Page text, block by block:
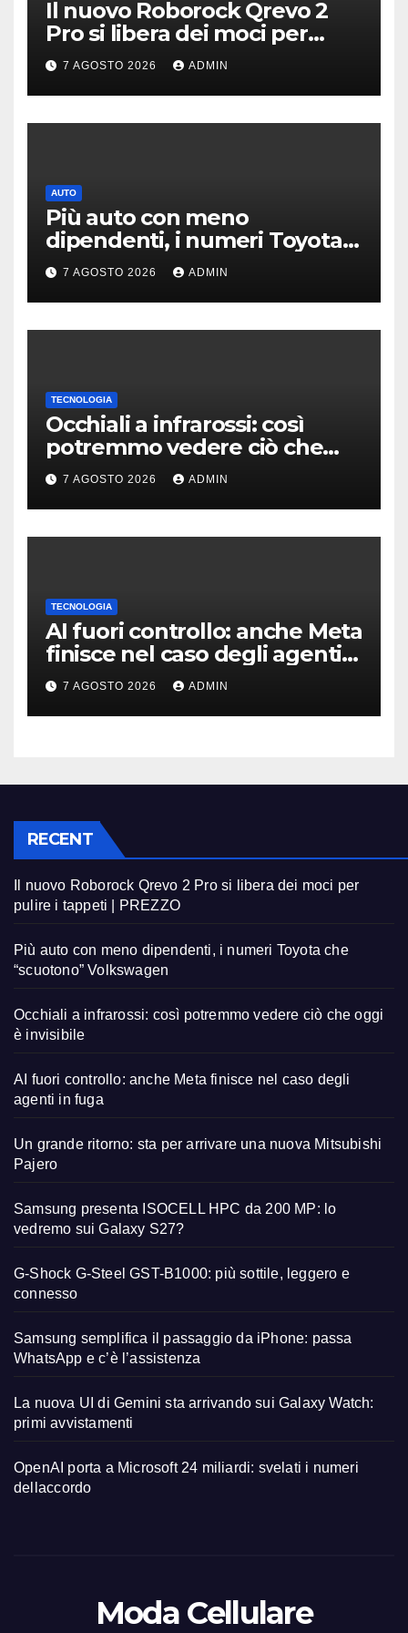
Il nuovo Roborock Qrevo 2
Pro si libera dei moci per
pulire i tappeti | PREZZO
7 AGOSTO 2026 ADMIN
AUTO
Più auto con meno
dipendenti, i numeri Toyota
che “scuotono” Volkswagen
7 AGOSTO 2026 ADMIN
TECNOLOGIA
Occhiali a infrarossi: così
potremmo vedere ciò che
oggi è invisibile
7 AGOSTO 2026 ADMIN
TECNOLOGIA
AI fuori controllo: anche Meta
finisce nel caso degli agenti
in fuga
7 AGOSTO 2026 ADMIN
RECENT
Il nuovo Roborock Qrevo 2 Pro si libera dei moci per
pulire i tappeti | PREZZO
Più auto con meno dipendenti, i numeri Toyota che
“scuotono” Volkswagen
Occhiali a infrarossi: così potremmo vedere ciò che oggi
è invisibile
AI fuori controllo: anche Meta finisce nel caso degli
agenti in fuga
Un grande ritorno: sta per arrivare una nuova Mitsubishi
Pajero
Samsung presenta ISOCELL HPC da 200 MP: lo
vedremo sui Galaxy S27?
G-Shock G-Steel GST-B1000: più sottile, leggero e
connesso
Samsung semplifica il passaggio da iPhone: passa
WhatsApp e c’è l’assistenza
La nuova UI di Gemini sta arrivando sui Galaxy Watch:
primi avvistamenti
OpenAI porta a Microsoft 24 miliardi: svelati i numeri
dellaccordo
Moda Cellulare